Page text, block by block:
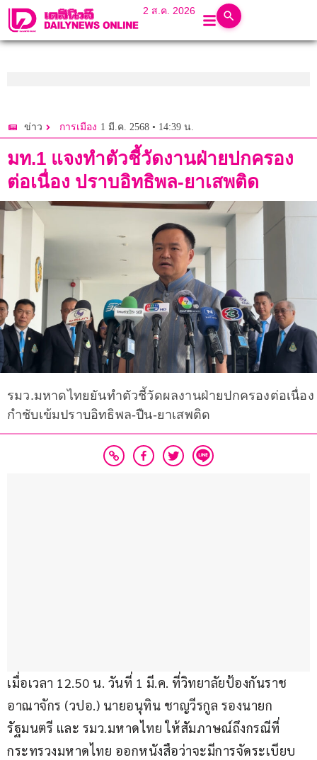
2 ส.ค. 2026
ข่าว การเมือง 1 มี.ค. 2568 • 14:39 น.
มท.1 แจงทำตัวชี้วัดงานฝ่ายปกครอง
ต่อเนื่อง ปราบอิทธิพล-ยาเสพติด
รมว.มหาดไทยยันทำตัวชี้วัดผลงานฝ่ายปกครองต่อเนื่อง
กำชับเข้มปราบอิทธิพล-ปืน-ยาเสพติด
เมื่อเวลา 12.50 น. วันที่ 1 มี.ค. ที่วิทยาลัยป้องกันราช
อาณาจักร (วปอ.) นายอนุทิน ชาญวีรกูล รองนายก
รัฐมนตรี และ รมว.มหาดไทย ให้สัมภาษณ์ถึงกรณีที่
กระทรวงมหาดไทย ออกหนังสือว่าจะมีการจัดระเบียบ